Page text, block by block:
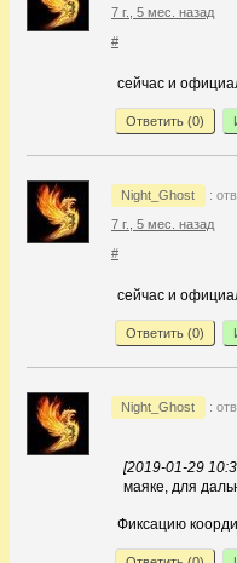
7 г., 5 мес. назад
#
сейчас и
Ответить (0)
Night_Ghost :
7 г., 5 мес. назад
#
сейчас и
Ответить (0)
Night_Ghost :
[2019-01-29
маяке, для
Фиксацию